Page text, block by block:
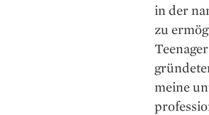
in der
zu
meine